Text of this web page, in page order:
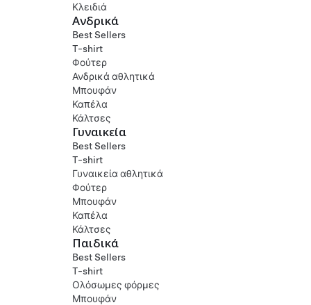
Κλειδιά
Ανδρικά
Best Sellers
T-shirt
Φούτερ
Ανδρικά αθλητικά
Μπουφάν
Καπέλα
Κάλτσες
Γυναικεία
Best Sellers
T-shirt
Γυναικεία αθλητικά
Φούτερ
Μπουφάν
Καπέλα
Κάλτσες
Παιδικά
Best Sellers
T-shirt
Ολόσωμες φόρμες
Μπουφάν